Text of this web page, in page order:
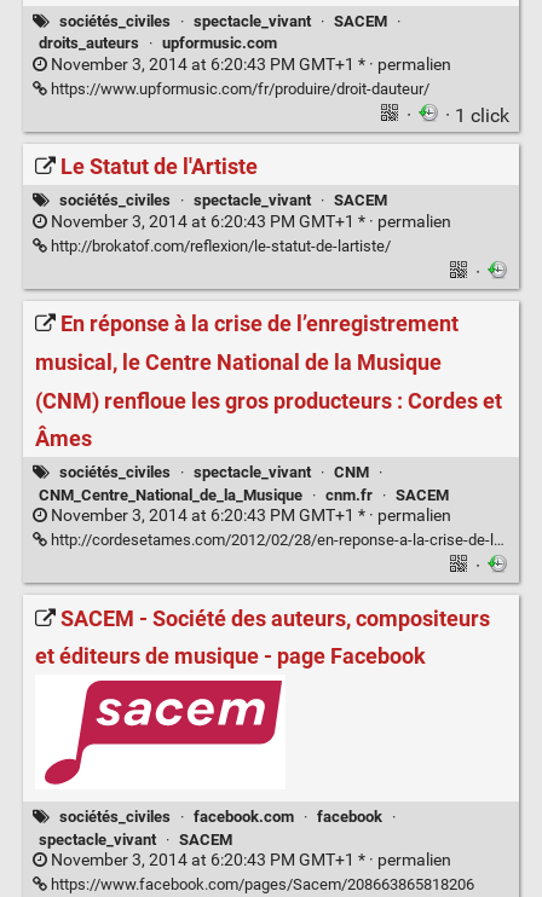
sociétés_civiles · spectacle_vivant · SACEM ·
droits_auteurs
· upformusic.com
November 3, 2014 at 6:20:43 PM GMT+1 * · permalien
https://www.upformusic.com/fr/produire/droit-dauteur/
· · 1 click
Le Statut de l'Artiste
sociétés_civiles · spectacle_vivant · SACEM
November 3, 2014 at 6:20:43 PM GMT+1 * · permalien
http://brokatof.com/reflexion/le-statut-de-lartiste/
·
En réponse à la crise de l’enregistrement
musical, le Centre National de la Musique
(CNM) renfloue les gros producteurs : Cordes et
Âmes
sociétés_civiles · spectacle_vivant · CNM ·
CNM_Centre_National_de_la_Musique
· cnm.fr · SACEM
November 3, 2014 at 6:20:43 PM GMT+1 * · permalien
http://cordesetames.com/2012/02/28/en-reponse-a-la-crise-de-lenregistrement-musical-le-centre-national-de-la-musique-cnm-renfloue-les-gros-producteurs/
·
SACEM - Société des auteurs, compositeurs
et éditeurs de musique - page Facebook
sociétés_civiles · facebook.com · facebook ·
spectacle_vivant
· SACEM
November 3, 2014 at 6:20:43 PM GMT+1 * · permalien
https://www.facebook.com/pages/Sacem/208663865818206